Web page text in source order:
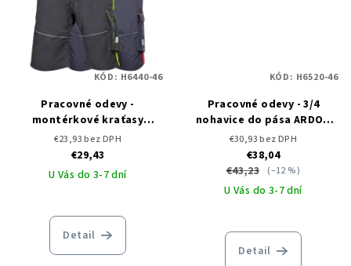
Pracovné odevy -
montérkové kraťasy
ARDON NEON
€23,93 bez DPH
€29,43
U Vás do 3-7 dní
Detail
KÓD: H6440-46
Pracovné odevy - 3/4
nohavice do pása ARDON
NEON
€30,93 bez DPH
€38,04
€43,23 (–12 %)
U Vás do 3-7 dní
Detail
KÓD: H6520-46